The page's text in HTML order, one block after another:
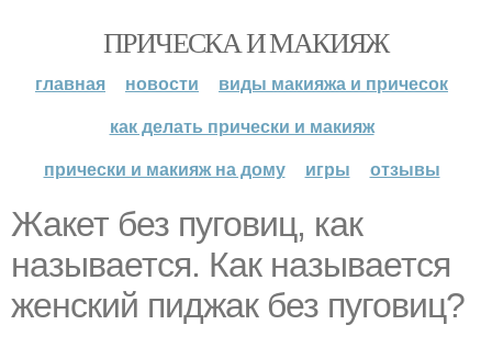
ПРИЧЕСКА И МАКИЯЖ
главная новости
виды макияжа и причесок
как делать прически и макияж
прически и макияж на дому
игры отзывы
Жакет без пуговиц, как
называется. Как называется
женский пиджак без пуговиц?